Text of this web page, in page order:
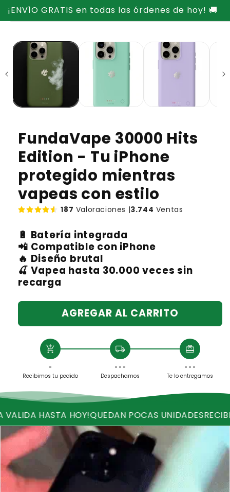
contenido
¡ENVÍO GRATIS en todas las órdenes de hoy! 🚚
producto
FundaVape 30000 Hits
Edition - Tu iPhone
protegido mientras
vapeas con estilo
187 Valoraciones |3.744 Ventas
🔋 Batería integrada
📲 Compatible con iPhone
🔥 Diseño brutal
🍒 Vapea hasta 30.000 veces sin
recarga
AGREGAR AL CARRITO
add_shopping_cart
-
Recibimos tu pedido
local_shipping
- - -
Despachamos
redeem
- - -
Te lo entregamos
HOY!QUEDAN POCAS UNIDADESRECIBE ENVIO